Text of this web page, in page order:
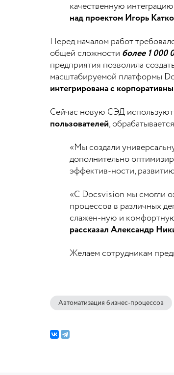
качественную
над проектом Игорь
Перед началом работ
общей сложности более 1 000
предприятия позволила
масштабируемой платформы
интегрирована с
Сейчас новую СЭД
пользователей,
«Мы создали
дополнительно
эффектив-ности,
«С Docsvision мы смогли
процессов в различных
слажен-ную и
рассказал Александр
Желаем сотрудникам
Автоматизация бизнес-процессов